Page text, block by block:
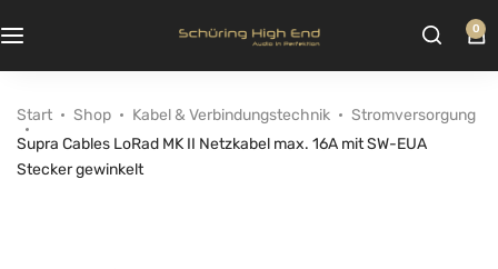
0
Start Shop Kabel & Verbindungstechnik
Stromversorgung
Supra Cables LoRad MK II Netzkabel max. 16A mit SW-EUA
Stecker gewinkelt